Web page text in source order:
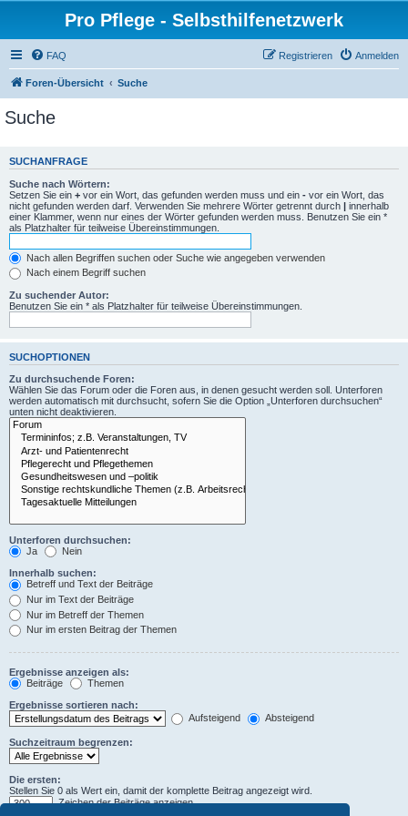
Pro Pflege - Selbsthilfenetzwerk
FAQ Anmelden
Registrieren
Foren-Übersicht Suche
Suche
SUCHANFRAGE
Suche nach Wörtern:
Setzen Sie ein + vor ein Wort, das gefunden werden muss und ein - vor ein Wort, das
nicht gefunden werden darf. Verwenden Sie mehrere Wörter getrennt durch | innerhalb
einer Klammer, wenn nur eines der Wörter gefunden werden muss. Benutzen Sie ein *
als Platzhalter für teilweise Übereinstimmungen.
Nach allen Begriffen suchen oder Suche wie angegeben verwenden
Nach einem Begriff suchen
Zu suchender Autor:
Benutzen Sie ein * als Platzhalter für teilweise Übereinstimmungen.
SUCHOPTIONEN
Zu durchsuchende Foren:
Wählen Sie das Forum oder die Foren aus, in denen gesucht werden soll. Unterforen
werden automatisch mit durchsucht, sofern Sie die Option „Unterforen durchsuchen“
unten nicht deaktivieren.
Unterforen durchsuchen:
Ja
Nein
Innerhalb suchen:
Betreff und Text der Beiträge
Nur im Text der Beiträge
Nur im Betreff der Themen
Nur im ersten Beitrag der Themen
Ergebnisse anzeigen als:
Beiträge
Themen
Ergebnisse sortieren nach:
Aufsteigend
Absteigend
Suchzeitraum begrenzen:
Die ersten:
Stellen Sie 0 als Wert ein, damit der komplette Beitrag angezeigt wird.
Zeichen der Beiträge anzeigen